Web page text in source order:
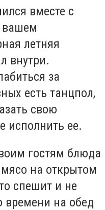
вместе с
вашем
летняя
внутри.
за
есть танцпол,
свою
ее.
гостям блюда
на открытом
спешит и не
времени на обед